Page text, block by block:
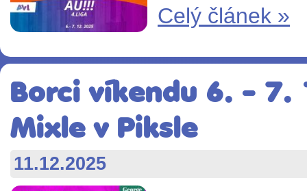
Celý článek »
Borci víkendu 6. -
Mixle v Piksle
11.12.2025